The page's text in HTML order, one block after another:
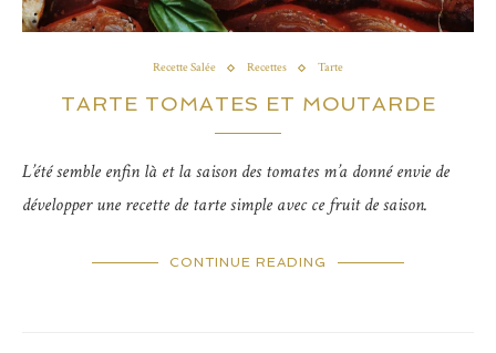
Recette Salée Recettes Tarte
TARTE TOMATES ET MOUTARDE
L’été semble enfin là et la saison des tomates m’a donné envie de
développer une recette de tarte simple avec ce fruit de saison.
CONTINUE READING